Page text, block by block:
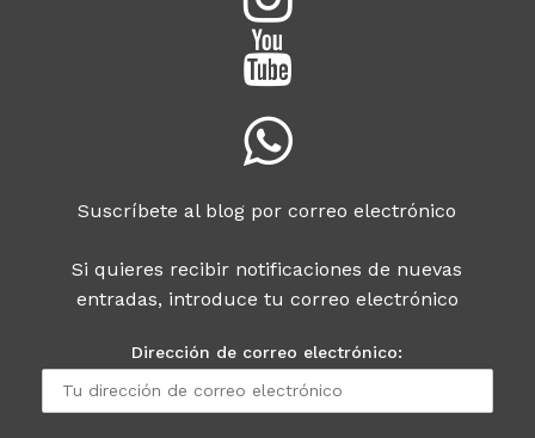
Suscríbete al blog por correo electrónico
Si quieres recibir notificaciones de nuevas
entradas, introduce tu correo electrónico
Dirección de correo electrónico: